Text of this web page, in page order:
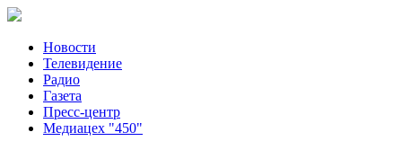
Новости
Телевидение
Радио
Газета
Пресс-центр
Медиацех "450"